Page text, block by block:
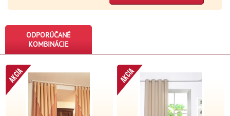
ODPORÚČANÉ
KOMBINÁCIE